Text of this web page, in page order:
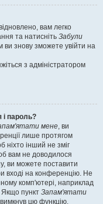
вам легко
та натисніть Забули
ви знову зможете увійти на
з адміністратором
і пароль?
мене, ви
лише протягом
ніхто інший не зміг
вам не доводилося
ви можете поставити
вході на конференцію. Не
комп'ютері, наприклад
Якщо пункт Запам'ятати
цю функцію.